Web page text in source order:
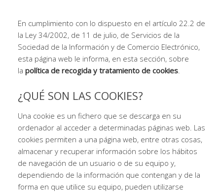
En cumplimiento con lo dispuesto en el artículo 22.2 de
la Ley 34/2002, de 11 de julio, de Servicios de la
Sociedad de la Información y de Comercio Electrónico,
esta página web le informa, en esta sección, sobre
la política de recogida y tratamiento de cookies.
¿QUÉ SON LAS COOKIES?
Una cookie es un fichero que se descarga en su
ordenador al acceder a determinadas páginas web. Las
cookies permiten a una página web, entre otras cosas,
almacenar y recuperar información sobre los hábitos
de navegación de un usuario o de su equipo y,
dependiendo de la información que contengan y de la
forma en que utilice su equipo, pueden utilizarse